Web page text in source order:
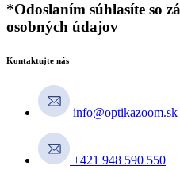
*Odoslaním súhlasíte so
osobných údajov
Kontaktujte nás
info@optikazoom.sk
+421 948 590 550